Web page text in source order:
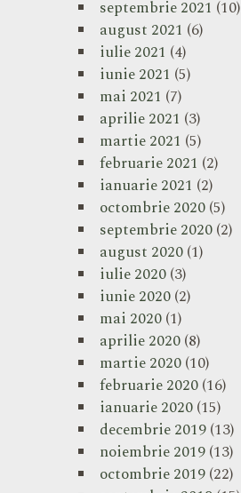
septembrie 2021 (10)
august 2021 (6)
iulie 2021 (4)
iunie 2021 (5)
mai 2021 (7)
aprilie 2021 (3)
martie 2021 (5)
februarie 2021 (2)
ianuarie 2021 (2)
octombrie 2020(5)
septembrie 2020(2)
august 2020(1)
iulie 2020(3)
iunie 2020(2)
mai 2020(1)
aprilie 2020(8)
martie 2020(10)
februarie 2020(16)
ianuarie 2020(15)
decembrie 2019(13)
noiembrie 2019(13)
octombrie 2019(22)